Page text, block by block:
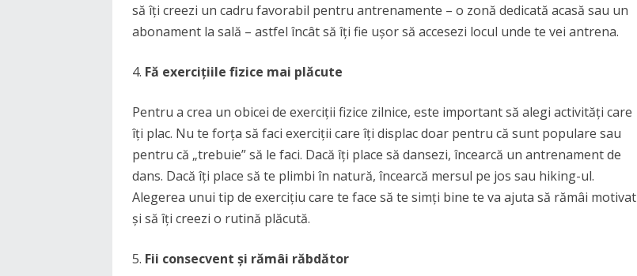
să îți creezi un cadru favorabil pentru antrenamente – o zonă dedicată acasă sau un
abonament la sală – astfel încât să îți fie ușor să accesezi locul unde te vei antrena.
Fă exercițiile fizice mai plăcute
Pentru a crea un obicei de exerciții fizice zilnice, este important să alegi activități care
îți plac. Nu te forța să faci exerciții care îți displac doar pentru că sunt populare sau
pentru că „trebuie” să le faci. Dacă îți place să dansezi, încearcă un antrenament de
dans. Dacă îți place să te plimbi în natură, încearcă mersul pe jos sau hiking-ul.
Alegerea unui tip de exercițiu care te face să te simți bine te va ajuta să rămâi motivat
și să îți creezi o rutină plăcută.
Fii consecvent și rămâi răbdător